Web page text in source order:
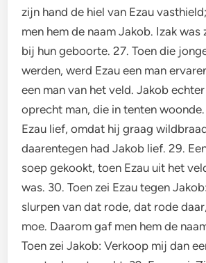
zijn hand de hiel van Ezau
men hem de naam Jakob. Izak
bij hun geboorte. 27. Toen die
werden, werd Ezau een man
een man van het veld. Jakob
oprecht man, die in tenten
Ezau lief, omdat hij graag
daarentegen had Jakob lief. 29.
soep gekookt, toen Ezau uit het
was. 30. Toen zei Ezau tegen
slurpen van dat rode, dat rode
moe. Daarom gaf men hem de
Toen zei Jakob: Verkoop mij dan